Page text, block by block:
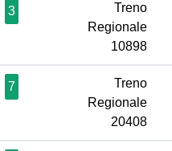
3
Treno
Regionale
10898
7
Treno
Regionale
20408